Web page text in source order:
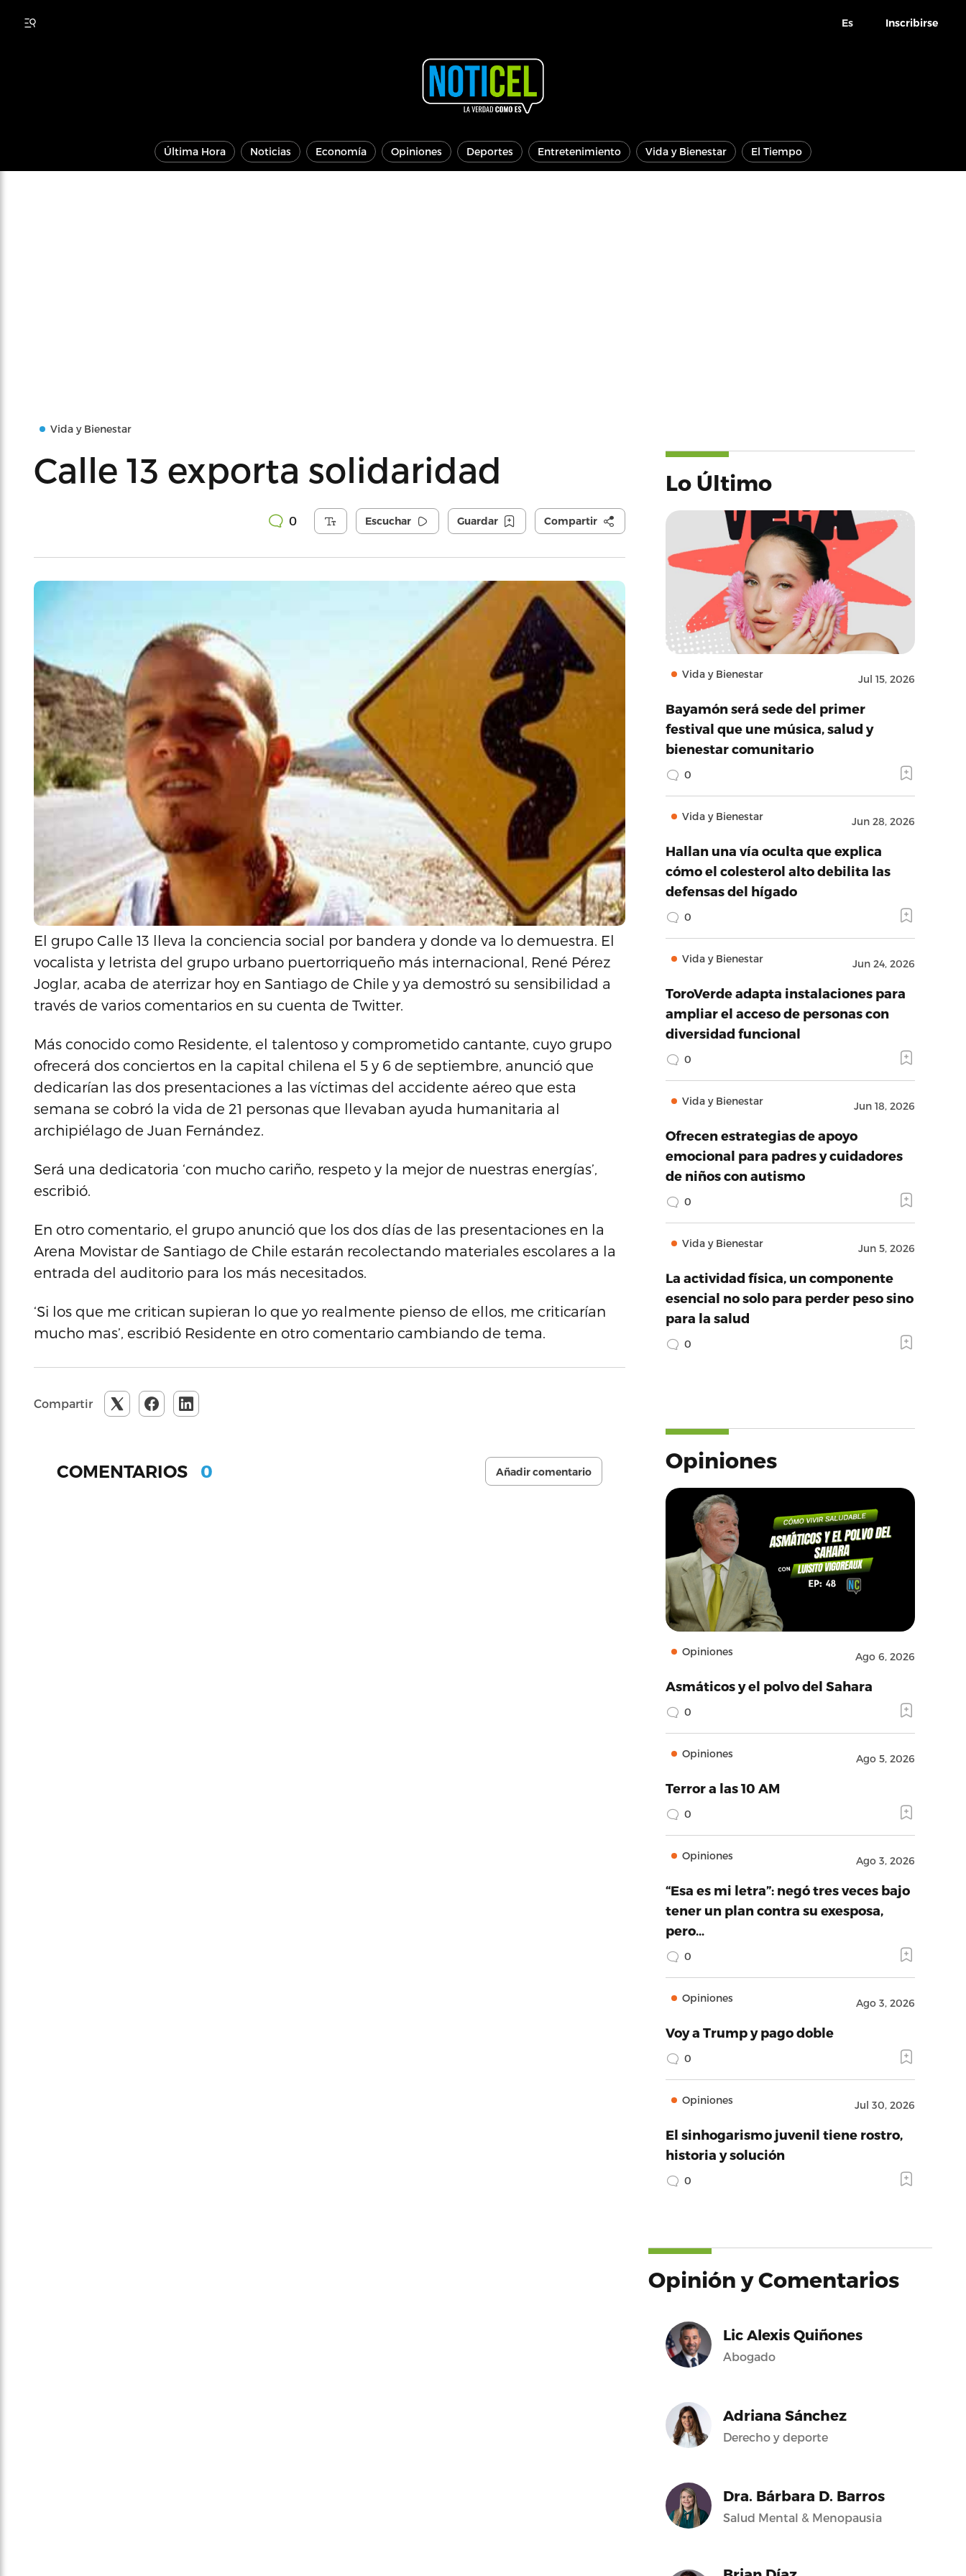
Es Inscribirse
Última Hora Noticias Economía Opiniones Deportes Entretenimiento Vida y Bienestar El Tiempo
Vida y Bienestar
Calle 13 exporta solidaridad
0 Escuchar Guardar Compartir
El grupo Calle 13 lleva la conciencia social por bandera y donde va lo demuestra. El
vocalista y letrista del grupo urbano puertorriqueño más internacional, René Pérez
Joglar, acaba de aterrizar hoy en Santiago de Chile y ya demostró su sensibilidad a
través de varios comentarios en su cuenta de Twitter.
Más conocido como Residente, el talentoso y comprometido cantante, cuyo grupo
ofrecerá dos conciertos en la capital chilena el 5 y 6 de septiembre, anunció que
dedicarían las dos presentaciones a las víctimas del accidente aéreo que esta
semana se cobró la vida de 21 personas que llevaban ayuda humanitaria al
archipiélago de Juan Fernández.
Será una dedicatoria ‘con mucho cariño, respeto y la mejor de nuestras energías’,
escribió.
En otro comentario, el grupo anunció que los dos días de las presentaciones en la
Arena Movistar de Santiago de Chile estarán recolectando materiales escolares a la
entrada del auditorio para los más necesitados.
‘Si los que me critican supieran lo que yo realmente pienso de ellos, me criticarían
mucho mas’, escribió Residente en otro comentario cambiando de tema.
Compartir
COMENTARIOS 0 Añadir comentario
Lo Último
Vida y Bienestar Jul 15, 2026
Bayamón será sede del primer
festival que une música, salud y
bienestar comunitario
0
Vida y Bienestar Jun 28, 2026
Hallan una vía oculta que explica
cómo el colesterol alto debilita las
defensas del hígado
0
Vida y Bienestar Jun 24, 2026
ToroVerde adapta instalaciones para
ampliar el acceso de personas con
diversidad funcional
0
Vida y Bienestar Jun 18, 2026
Ofrecen estrategias de apoyo
emocional para padres y cuidadores
de niños con autismo
0
Vida y Bienestar Jun 5, 2026
La actividad física, un componente
esencial no solo para perder peso sino
para la salud
0
Opiniones
Opiniones Ago 6, 2026
Asmáticos y el polvo del Sahara
0
Opiniones Ago 5, 2026
Terror a las 10 AM
0
Opiniones Ago 3, 2026
“Esa es mi letra”: negó tres veces bajo
tener un plan contra su exesposa,
pero…
0
Opiniones Ago 3, 2026
Voy a Trump y pago doble
0
Opiniones Jul 30, 2026
El sinhogarismo juvenil tiene rostro,
historia y solución
0
Opinión y Comentarios
Lic Alexis Quiñones
Abogado
Adriana Sánchez
Derecho y deporte
Dra. Bárbara D. Barros
Salud Mental & Menopausia